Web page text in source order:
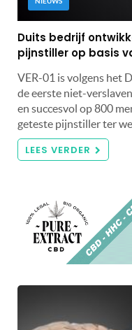
Duits bedrijf
pijnstiller op basis
VER-01 is volgens het
de eerste niet-
en succesvol op 800
geteste pijnstiller ter
LEES VERDER